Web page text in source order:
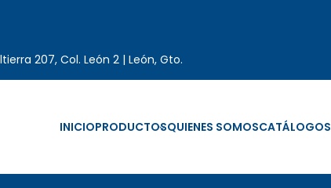
207, Col. León 2 | León, Gto.
INICIOPRODUCTOSQUIENES SOMOSCATÁLOGOS